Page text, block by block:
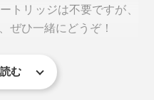
トリッジは不要ですが、
ぜひ一緒にどうぞ！
む